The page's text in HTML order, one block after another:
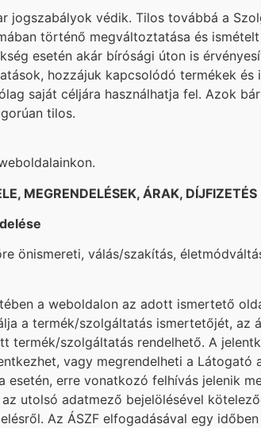
jogszabályok védik. Tilos továbbá a
történő megváltoztatása és
esetén akár bírósági úton is
hozzájuk kapcsolódó termékek
saját céljára használhatja fel. Azok
tilos.
MEGRENDELÉSEK, ÁRAK, DÍJFIZETÉS
önismereti, válás/szakítás,
a weboldalon az adott ismertető
a termék/szolgáltatás ismertetőjét, az
termék/szolgáltatás rendelhető. A
vagy megrendelheti a
erre vonatkozó felhívás jelenik
utolsó adatmező bejelölésével
Az ÁSZF elfogadásával egy